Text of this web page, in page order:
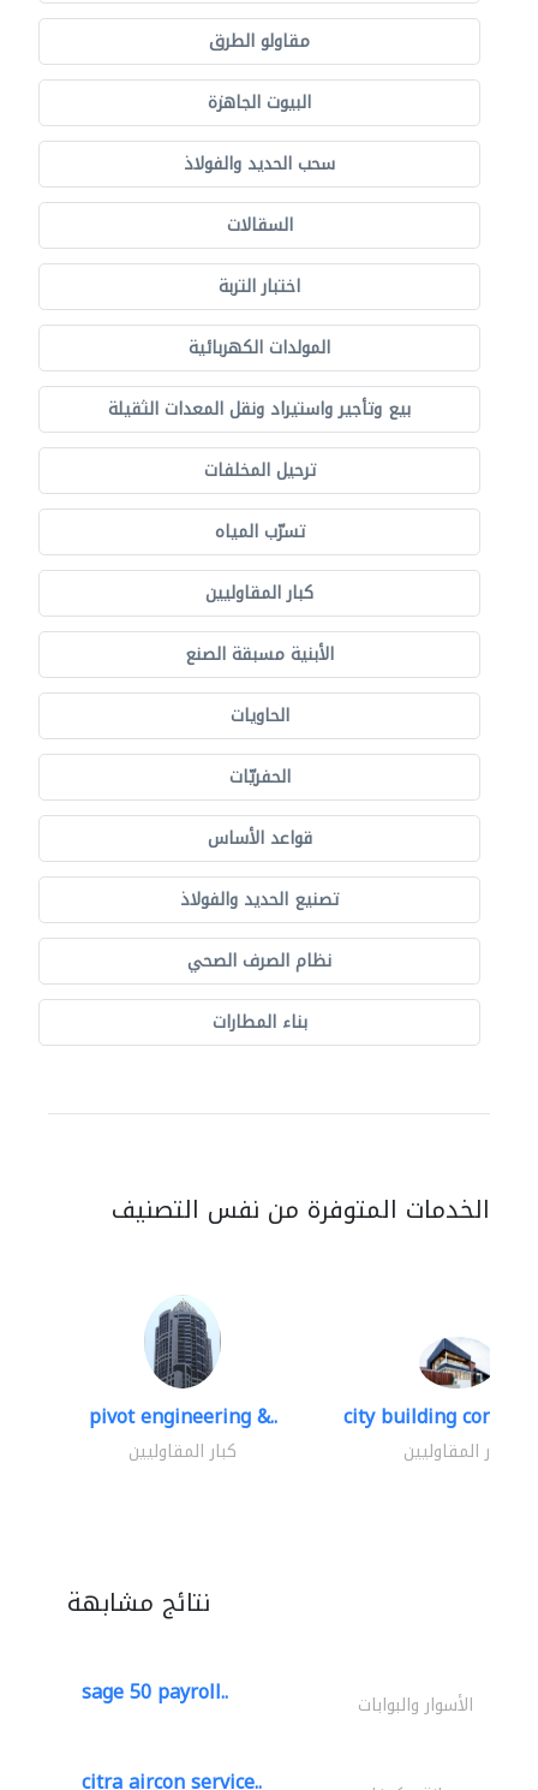
مقاولو الطرق
البيوت الجاهزة
سحب الحديد والفولاذ
السقالات
اختبار التربة
المولدات الكهربائية
بيع وتأجير واستيراد ونقل المعدات الثقيلة
ترحيل المخلفات
تسرّب المياه
كبار المقاوليين
الأبنية مسبقة الصنع
الحاويات
الحفريّات
قواعد الأساس
تصنيع الحديد والفولاذ
نظام الصرف الصحي
بناء المطارات
الخدمات المتوفرة من نفس التصنيف
pivot engineering &..
كبار المقاوليين
city building
كبار المقاوليين
نتائج مشابهة
sage 50 payroll.. الأسوار والبوابات
citra aircon service..